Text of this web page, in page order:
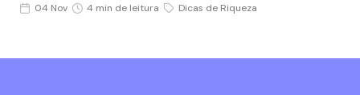
04 Nov 4 min de leitura Dicas de Riqueza